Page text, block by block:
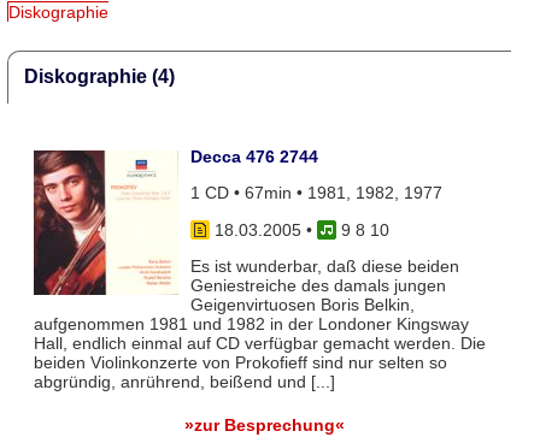
Diskographie
Diskographie (4)
Decca 476 2744
1 CD • 67min • 1981, 1982, 1977
18.03.2005•
9 8 10
Es ist wunderbar, daß diese beiden
Geniestreiche des damals jungen
Geigenvirtuosen Boris Belkin,
aufgenommen 1981 und 1982 in der Londoner Kingsway
Hall, endlich einmal auf CD verfügbar gemacht werden. Die
beiden Violinkonzerte von Prokofieff sind nur selten so
abgründig, anrührend, beißend und [...]
»zur Besprechung«